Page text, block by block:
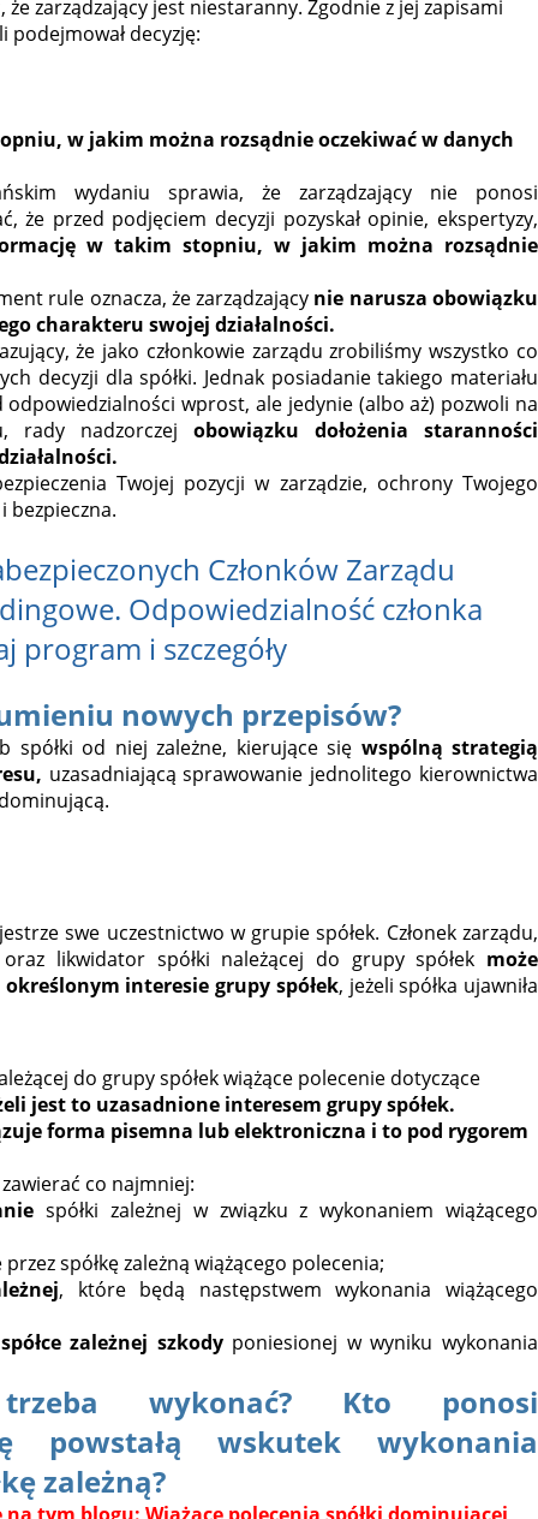
że zarządzający jest niestaranny. Zgodnie z jej zapisami
decyzję:
w jakim można rozsądnie oczekiwać w danych
wydaniu sprawia, że zarządzający nie ponosi
że przed podjęciem decyzji pozyskał opinie, ekspertyzy,
w takim stopniu, w jakim można rozsądnie
rule oznacza, że zarządzający nie narusza obowiązku
charakteru swojej działalności.
że jako członkowie zarządu zrobiliśmy wszystko co
decyzji dla spółki. Jednak posiadanie takiego materiału
wprost, ale jedynie (albo aż) pozwoli na
rady nadzorczejobowiązku dołożenia staranności
Twojej pozycji w zarządzie, ochrony Twojego
bezpieczna.
Członków Zarządu
Odpowiedzialność członka
program i szczegóły
nowych przepisów?
spółki od niej zależne, kierujące się wspólną strategią
uzasadniającą sprawowanie jednolitego kierownictwa
swe uczestnictwo w grupie spółek. Członek zarządu,
likwidator spółki należącej do grupy spółek może
określonym interesie grupy spółek, jeżeli spółka ujawniła
do grupy spółek wiążące polecenie dotyczące
jest to uzasadnione interesem grupy spółek.
forma pisemna lub elektroniczna i to pod rygorem
co najmniej:
spółki zależnej w związku z wykonaniem wiążącego
spółkę zależną wiążącego polecenia;
, które będą następstwem wykonania wiążącego
zależnej szkodyponiesionej w wyniku wykonania
wykonać? Kto ponosi
powstałą wskutek wykonania
zależną?